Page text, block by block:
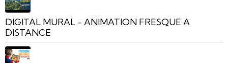
DIGITAL MURAL - ANIMATION FRESQUE A
DISTANCE